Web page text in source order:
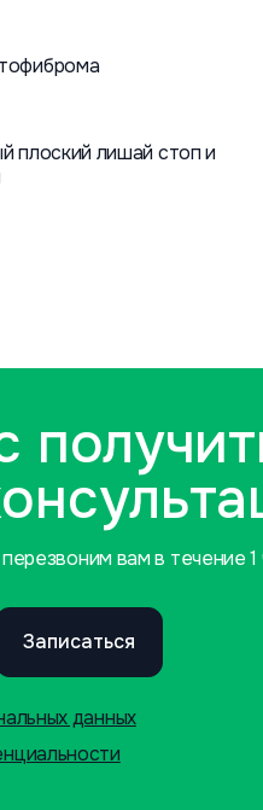
плоский лишай стоп и
вам в течение 1
Записаться
данных